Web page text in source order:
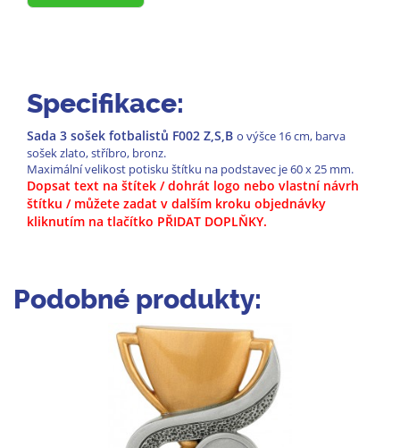
Specifikace:
Sada 3 sošek fotbalistů F002 Z,S,B o výšce 16 cm, barva
sošek zlato, stříbro, bronz.
Maximální velikost potisku štítku na podstavec je 60 x 25 mm.
Dopsat text na štítek / dohrát logo nebo vlastní návrh
štítku / můžete zadat v dalším kroku objednávky
kliknutím na tlačítko PŘIDAT DOPLŇKY.
Podobné produkty: